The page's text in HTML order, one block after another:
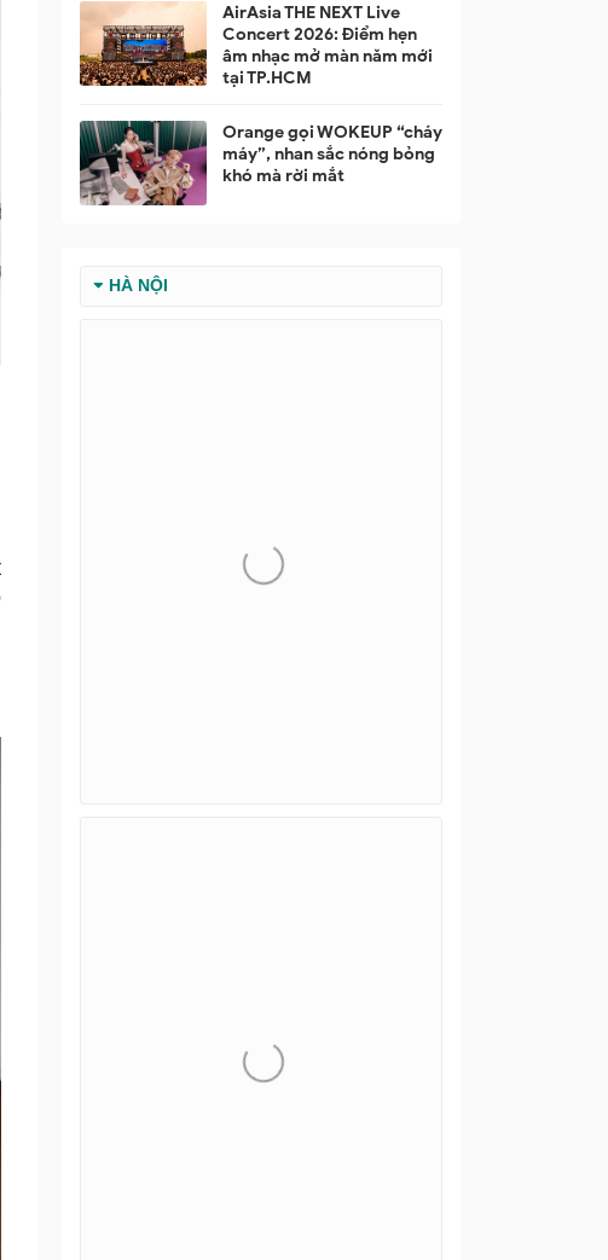
AirAsia THE NEXT Live
Concert 2026: Điểm hẹn
âm nhạc mở màn năm mới
tại TP.HCM
Orange gọi WOKEUP “cháy
máy”, nhan sắc nóng bỏng
khó mà rời mắt
HÀ NỘI